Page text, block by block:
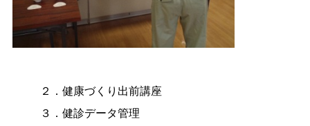
２．健康づくり出前講座
３．健診データ管理